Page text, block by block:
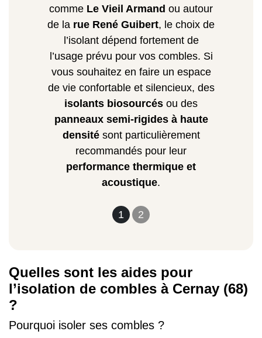
1 2
comme Le Vieil Armand ou autour
de la rue René Guibert, le choix de
l’isolant dépend fortement de
l’usage prévu pour vos combles. Si
vous souhaitez en faire un espace
de vie confortable et silencieux, des
isolants biosourcés ou des
panneaux semi-rigides à haute
densitésont particulièrement
recommandés pour leur
performance thermique et
acoustique.
Quelles sont les aides pour
l’isolation de combles à Cernay (68)
?
Pourquoi isoler ses combles ?